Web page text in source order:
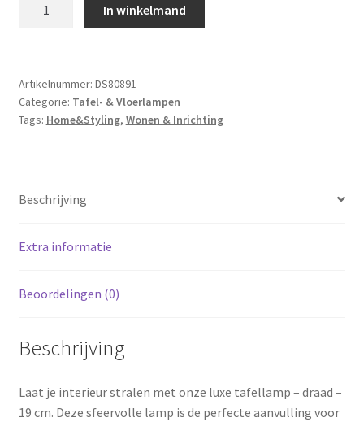
19cm
-
luxe
In winkelmand
Artikelnummer: DS80891
Categorie: Tafel- & Vloerlampen
Tags: Home&Styling, Wonen & Inrichting
Beschrijving
Extra informatie
Beoordelingen (0)
Beschrijving
Laat je interieur stralen met onze luxe tafellamp – draad –
19 cm. Deze sfeervolle lamp is de perfecte aanvulling voor